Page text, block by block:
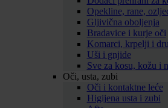
Opekline, rane,
Gljivična oboljenja
Bradavice i kurje oči
Komarci, krpelji i
Uši i gnjide
Sve za kosu, kožu i
Oči, usta, zubi
Oči i kontaktne leće
Higijena usta i zubi